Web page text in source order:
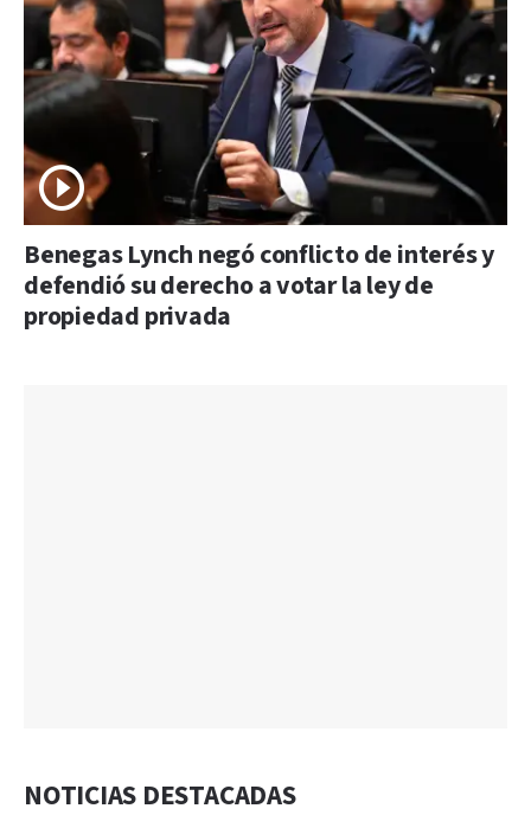
Benegas Lynch negó conflicto de interés y
defendió su derecho a votar la ley de
propiedad privada
NOTICIAS DESTACADAS